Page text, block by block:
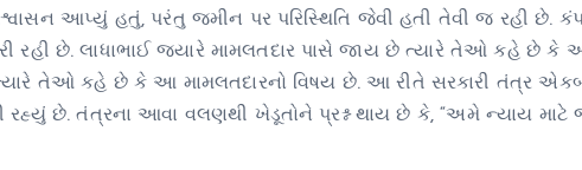
આપ્યું હતું, પરંતુ જમીન પર પરિસ્થિતિ જેવી હતી તેવી જ રહી છે.
રહી છે. લાધાભાઈ જ્યારે મામલતદાર પાસે જાય છે ત્યારે તેઓ કહે છે કે
તેઓ કહે છે કે આ મામલતદારનો વિષય છે. આ રીતે સરકારી તંત્ર
રહ્યું છે. તંત્રના આવા વલણથી ખેડૂતોને પ્રશ્ન થાય છે કે, “અમે ન્યાય